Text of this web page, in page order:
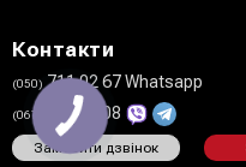
Контакти
(050) 711 02 67 Whatsapp
(067) 808 27 08
Замовити дзвінок